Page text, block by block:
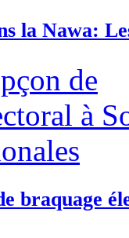
la Nawa:
braquage